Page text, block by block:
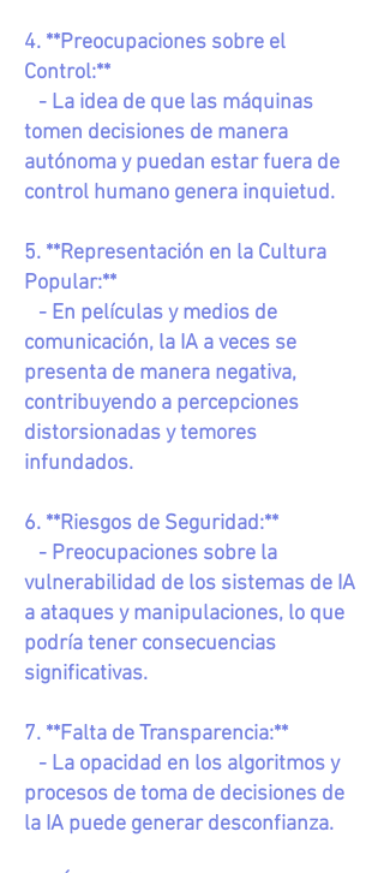
4. **Preocupaciones sobre el
Control:**
- La idea de que las máquinas
tomen decisiones de manera
autónoma y puedan estar fuera de
control humano genera inquietud.
5. **Representación en la Cultura
Popular:**
- En películas y medios de
comunicación, la IA a veces se
presenta de manera negativa,
contribuyendo a percepciones
distorsionadas y temores
infundados.
6. **Riesgos de Seguridad:**
- Preocupaciones sobre la
vulnerabilidad de los sistemas de IA
a ataques y manipulaciones, lo que
podría tener consecuencias
significativas.
7. **Falta de Transparencia:**
- La opacidad en los algoritmos y
procesos de toma de decisiones de
la IA puede generar desconfianza.